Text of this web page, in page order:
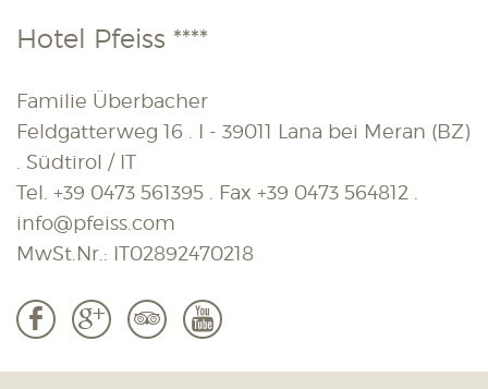
Hotel Pfeiss ****
Familie Überbacher
Feldgatterweg 16 . I - 39011 Lana bei Meran (BZ)
. Südtirol / IT
Tel. +39 0473 561395 . Fax +39 0473 564812
info@pfeiss.com
MwSt.Nr.: IT02892470218
b c 3 r